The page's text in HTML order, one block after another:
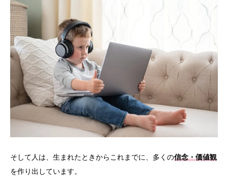
そして人は、生まれたときからこれまでに、多くの信念・価値観
を作り出しています。